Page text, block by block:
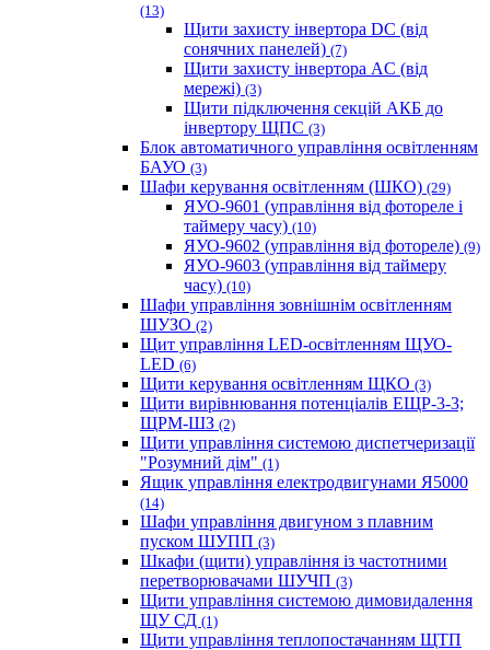
(13)
Щити захисту інвертора DC (від
сонячних панелей) (7)
Щити захисту інвертора AC (від
мережі) (3)
Щити підключення секцій АКБ до
інвертору ЩПС (3)
Блок автоматичного управління освітленням
БАУО (3)
Шафи керування освітленням (ШКО) (29)
ЯУО-9601 (управління від фотореле і
таймеру часу) (10)
ЯУО-9602 (управління від фотореле) (9)
ЯУО-9603 (управління від таймеру
часу) (10)
Шафи управління зовнішнім освітленням
ШУЗО (2)
Щит управління LED-освітленням ЩУО-
LED (6)
Щити керування освітленням ЩКО (3)
Щити вирівнювання потенціалів ЕЩР-3-3;
ЩРМ-ШЗ (2)
Щити управління системою диспетчеризації
"Розумний дім" (1)
Ящик управління електродвигунами Я5000
(14)
Шафи управління двигуном з плавним
пуском ШУПП (3)
Шкафи (щити) управління із частотними
перетворювачами ШУЧП (3)
Щити управління системою димовидалення
ЩУ СД (1)
Щити управління теплопостачанням ЩТП